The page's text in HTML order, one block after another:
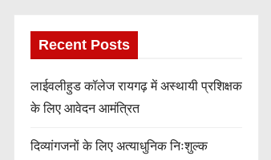
Recent Posts
लाईवलीहुड कॉलेज रायगढ़ में अस्थायी प्रशिक्षक
के लिए आवेदन आमंत्रित
दिव्यांगजनों के लिए अत्याधुनिक निःशुल्क